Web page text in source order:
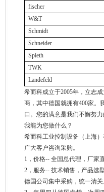
fischer
W&T
Schmidt
Schneider
Spieth
TWK
Landefeld
希而科成立于2005年，立志
商，其中德国就拥有400家。
口。您的满意是我们不懈努
我能为您做什么？
希而科工业控制设备（上海
广大客户咨询采购。
1 ，价格--全国总代理，厂家
2 ，服务--技术销售，产品选
德国公司集中采购，统一清